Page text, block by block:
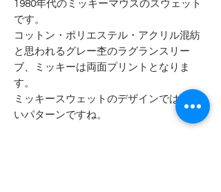
1980年代のミッキーマウスのスウェット
です。
コットン・ポリエステル・アクリル混紡
と思われるグレー杢のラグランスリー
ブ、ミッキーは両面プリントとなりま
す。
ミッキースウェットのデザインでは珍し
いパターンですね。